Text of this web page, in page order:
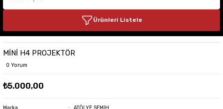
Ürünleri Listele
MİNİ H4 PROJEKTÖR
0 Yorum
₺5.000,00